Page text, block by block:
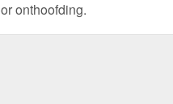
onthoofding.